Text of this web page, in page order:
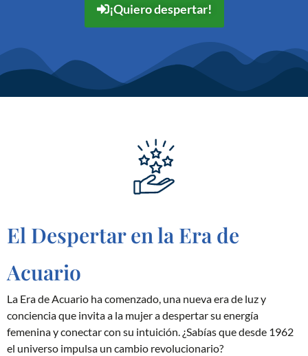
¡Quiero despertar!
El Despertar en la Era de
Acuario
La Era de Acuario ha comenzado, una nueva era de luz y
conciencia que invita a la mujer a despertar su energía
femenina y conectar con su intuición. ¿Sabías que desde 1962
el universo impulsa un cambio revolucionario?